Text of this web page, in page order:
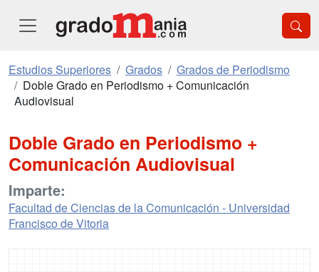
Estudios Superiores Grados
Grados de Periodismo
Doble Grado en Periodismo + Comunicación
Audiovisual
Doble Grado en Periodismo +
Comunicación Audiovisual
Imparte:
Facultad de Ciencias de la Comunicación - Universidad
Francisco de Vitoria